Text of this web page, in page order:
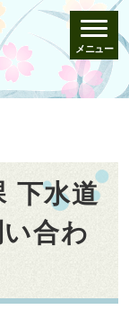
メニュー
下水道
合わ